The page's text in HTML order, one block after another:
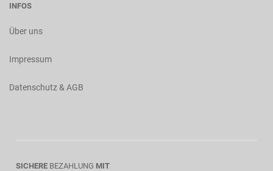
INFOS
Über uns
Impressum
Datenschutz & AGB
SICHERE BEZAHLUNG MIT